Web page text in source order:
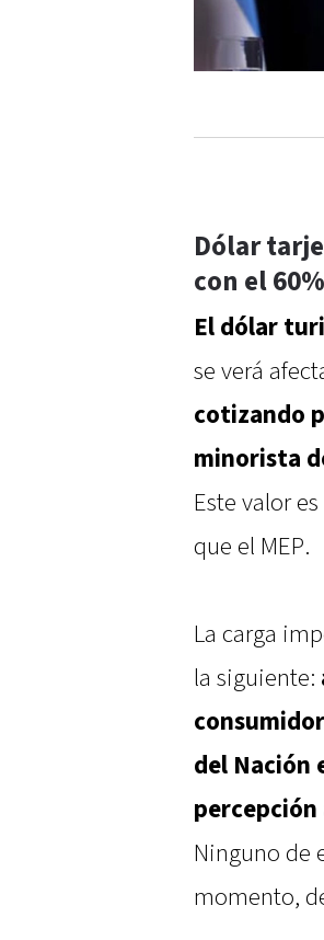
Dólar
con el 60%
El dólar
se verá
cotizando
minorista
Este valor
que el MEP.
La carga
la siguiente:
del Nación
percepción
Ninguno de
momento,